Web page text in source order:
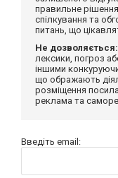
правильне
спілкування та
питань, що
Не дозволяється:
лексики, погроз
іншими
що ображають
розміщення
реклама та
Введіть email: